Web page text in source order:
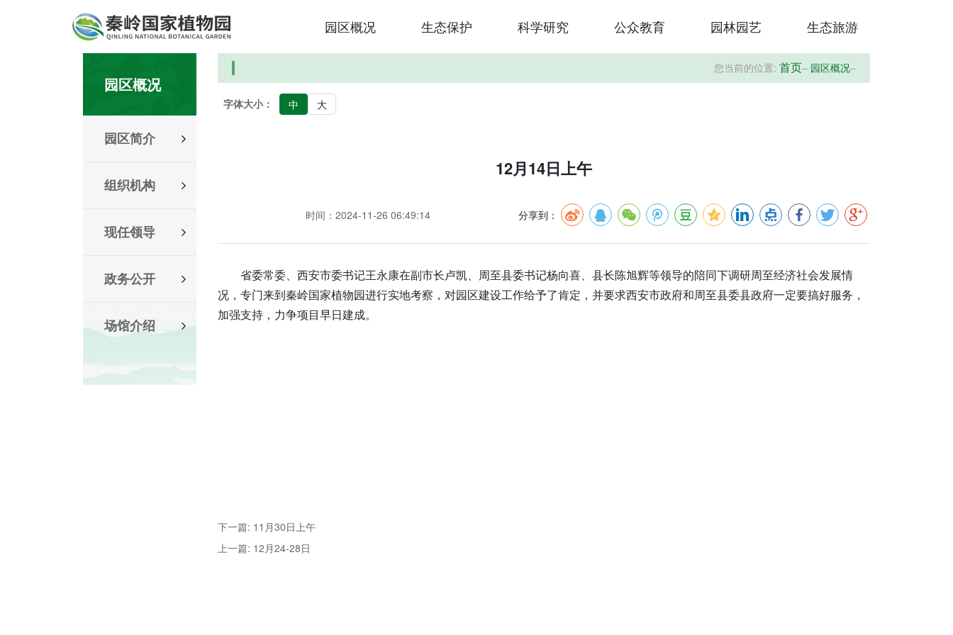
园区概况 生态保护 科学研究 公众教育 园林园艺 生态旅游
园区概况
园区简介
组织机构
现任领导
政务公开
场馆介绍
您当前的位置: 首页– 园区概况–
字体大小： 中 大
12月14日上午
时间：2024-11-26 06:49:14 分享到：
省委常委、西安市委书记王永康在副市长卢凯、周至县委书记杨向喜、县长陈旭辉等领导的陪同下调研周至经济社会发展情
况，专门来到秦岭国家植物园进行实地考察，对园区建设工作给予了肯定，并要求西安市政府和周至县委县政府一定要搞好服务，
加强支持，力争项目早日建成。
下一篇: 11月30日上午
上一篇: 12月24-28日